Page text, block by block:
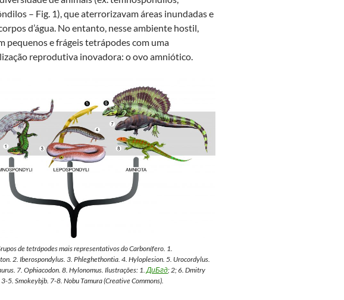
– Fig. 1), que aterrorizavam áreas inundadas e
d’água. No entanto, nesse ambiente hostil,
pequenos e frágeis tetrápodes com uma
reprodutiva inovadora: o ovo amniótico.
de tetrápodes mais representativos do Carbonífero. 1.
. 2. Iberospondylus. 3. Phleghethontia. 4. Hyloplesion. 5. Urocordylus.
. 7. Ophiacodon. 8. Hylonomus. Ilustrações: 1.ДиБгд; 2; 6. Dmitry
5. Smokeybjb. 7-8. Nobu Tamura (Creative Commons).